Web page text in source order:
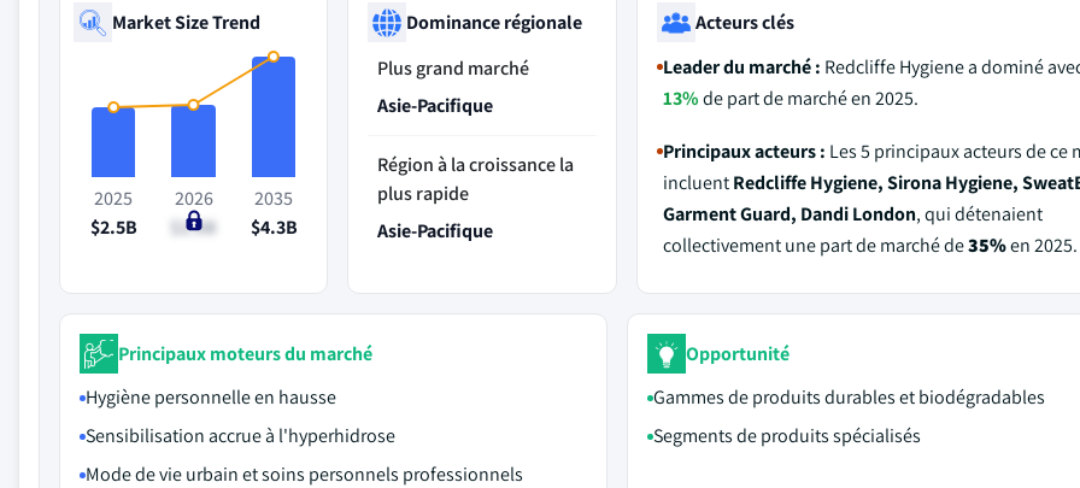
Market Size Trend
2025
$2.5B
2026
$2.6B
2035
$4.3B
Dominance régionale
Plus grand marché
Asie-Pacifique
Région à la croissance la
plus rapide
Asie-Pacifique
Acteurs clés
Leader du marché : Redcliffe Hygiene a dominé
13%de part de marché en 2025.
Principaux acteurs : Les 5 principaux acteurs de ce
incluentRedcliffe Hygiene, Sirona Hygiene,
Garment Guard, Dandi London, qui détenaient
collectivement une part de marché de35%en 2025.
Principaux moteurs du marché
Hygiène personnelle en hausse
Sensibilisation accrue à l'hyperhidrose
Mode de vie urbain et soins personnels professionnels
Opportunité
Gammes de produits durables et biodégradables
Segments de produits spécialisés